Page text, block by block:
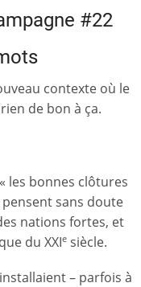
#22
contexte où le
de bon à ça.
les bonnes clôtures
sans doute
nations fortes, et
du XXIesiècle.
– parfois à